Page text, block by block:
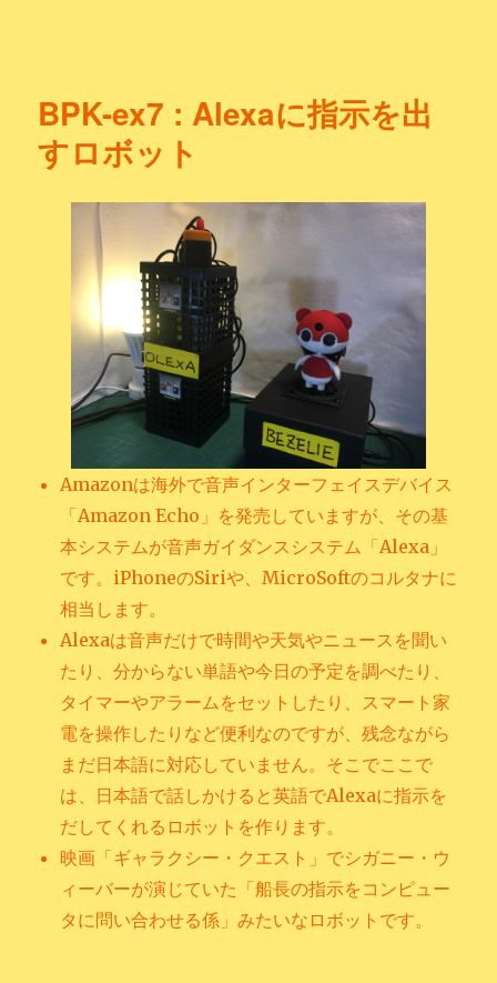
BPK-ex7 : Alexaに指示を出
すロボット
Amazonは海外で音声インターフェイスデバイス
「Amazon Echo」を発売していますが、その基
本システムが音声ガイダンスシステム「Alexa」
です。iPhoneのSiriや、MicroSoftのコルタナに
相当します。
Alexaは音声だけで時間や天気やニュースを聞い
たり、分からない単語や今日の予定を調べたり、
タイマーやアラームをセットしたり、スマート家
電を操作したりなど便利なのですが、残念ながら
まだ日本語に対応していません。そこでここで
は、日本語で話しかけると英語でAlexaに指示を
だしてくれるロボットを作ります。
映画「ギャラクシー・クエスト」でシガニー・ウ
ィーバーが演じていた「船長の指示をコンピュー
タに問い合わせる係」みたいなロボットです。